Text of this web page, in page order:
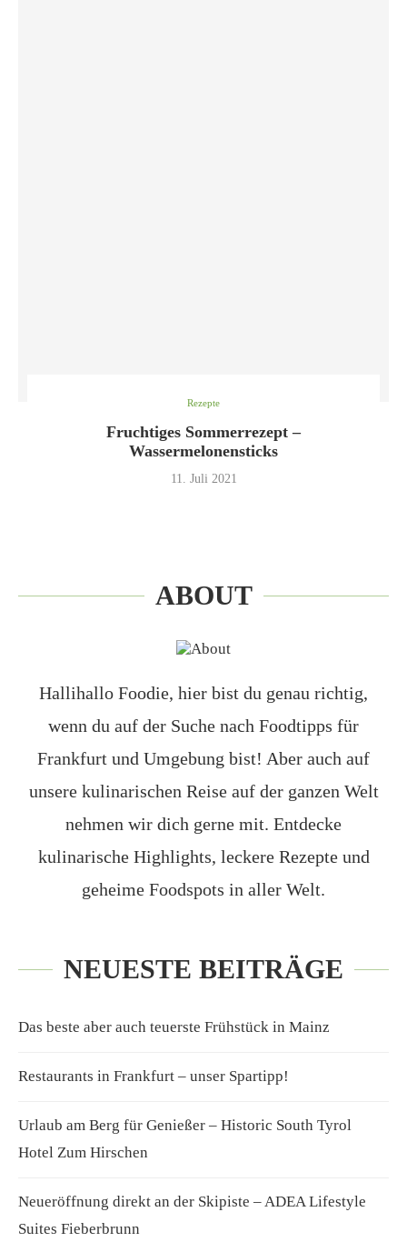
Rezepte
Fruchtiges Sommerrezept –
Wassermelonensticks
11. Juli 2021
ABOUT
Hallihallo Foodie, hier bist du genau richtig,
wenn du auf der Suche nach Foodtipps für
Frankfurt und Umgebung bist! Aber auch auf
unsere kulinarischen Reise auf der ganzen Welt
nehmen wir dich gerne mit. Entdecke
kulinarische Highlights, leckere Rezepte und
geheime Foodspots in aller Welt.
NEUESTE BEITRÄGE
Das beste aber auch teuerste Frühstück in Mainz
Restaurants in Frankfurt – unser Spartipp!
Urlaub am Berg für Genießer – Historic South Tyrol
Hotel Zum Hirschen
Neueröffnung direkt an der Skipiste – ADEA Lifestyle
Suites Fieberbrunn